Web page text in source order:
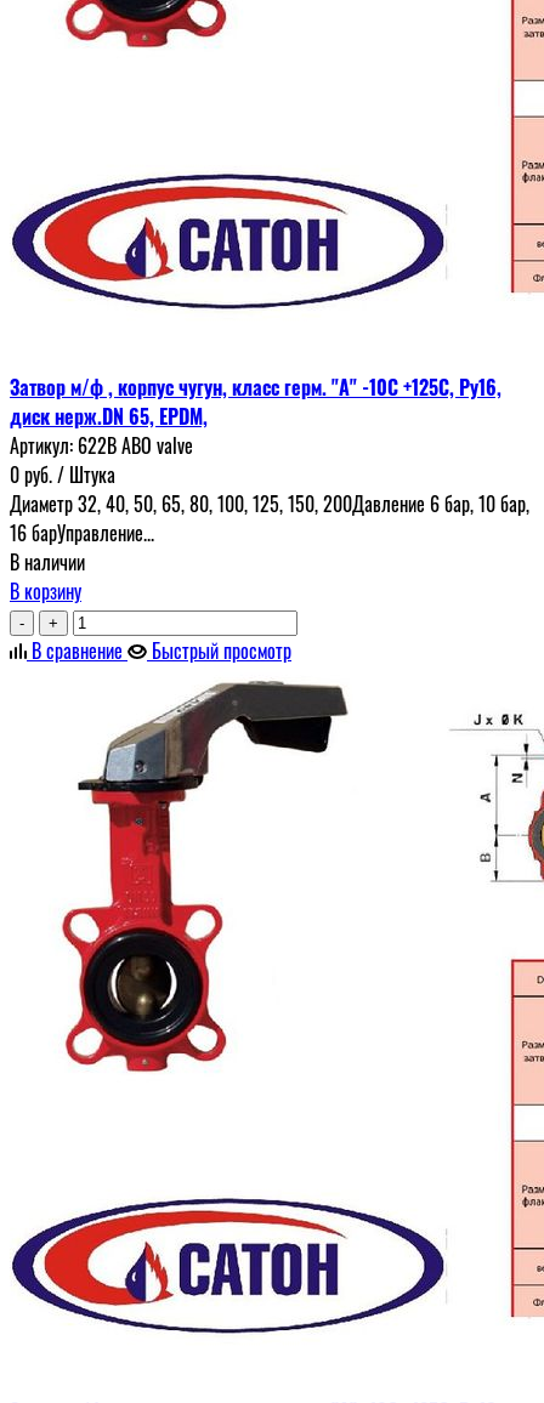
Затвор м/ф , корпус чугун, класс герм. "А" -10С +125С, Ру16,
диск нерж.DN 65, EPDM,
Артикул: 622В ABO valve
0руб./ Штука
Диаметр 32, 40, 50, 65, 80, 100, 125, 150, 200Давление 6 бар, 10 бар,
16 барУправление...
В наличии
В корзину
- +
В сравнение Быстрый просмотр